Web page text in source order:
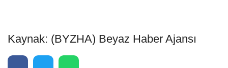
Kaynak: (BYZHA) Beyaz Haber Ajansı